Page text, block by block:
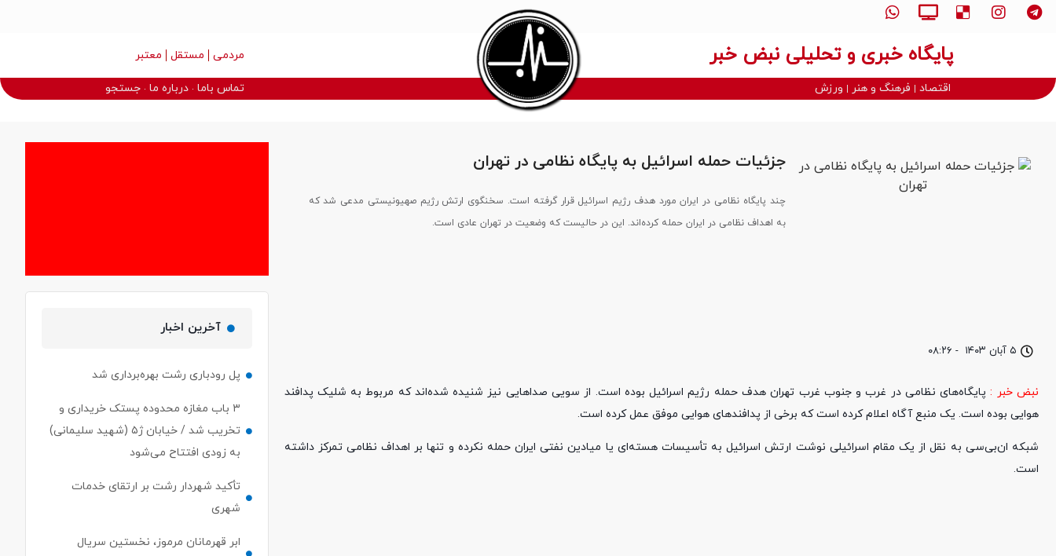
پایگاه خبری و تحلیلی نبض خبر مردمی مستقل معتبر
اقتصاد فرهنگ و هنر ورزش تماس باما درباره ما جستجو
۵ آبان ۱۴۰۳ - ۰۸:۲۶
جزئیات حمله اسرائیل به پایگاه نظامی در تهران
چند پایگاه نظامی در ایران مورد هدف رژیم اسرائیل قرار گرفته است. سخنگوی ارتش رژیم صهیونیستی مدعی شد که
به اهداف نظامی در ایران حمله کرده‌اند. این در حالیست که وضعیت در تهران عادی است.
نبض خبر :پایگاه‌های نظامی در غرب و جنوب غرب تهران هدف حمله رژیم اسرائیل بوده است. از سوییصداهایی نیز شنیده شده‌اند که مربوط به شلیک پدافند
هوایی بوده است. یک منبع آگاه اعلام کرده است که برخی از پدافندهای هوایی موفق عمل کرده است.
شبکه ان‌بی‌سی به نقل از یک مقام اسرائیلی نوشت ارتش اسرائیل به تأسیسات هسته‌ای یا میادین نفتی ایران حمله نکرده و تنها بر اهداف نظامی تمرکز داشته
است.
آخرین اخبار
پل رودباری رشت بهره‌برداری شد
۳ باب مغازه محدوده پستک خریداری و
تخریب شد / خیابان ژ۵ (شهید سلیمانی)
به زودی افتتاح می‌شود
تأکید شهردار رشت بر ارتقای خدمات
شهری
ابر قهرمانان مرموز، نخستین سریال